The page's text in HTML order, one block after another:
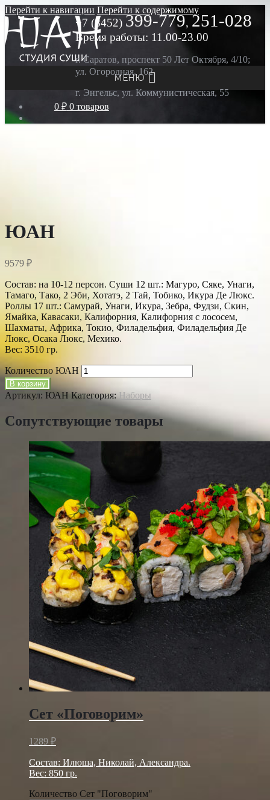
Перейти к навигации Перейти к содержимому
МЕНЮ
0 ₽ 0 товаров
+7 (8452) 399-779, 251-028
Время работы: 11.00-23.00
г. Саратов, проспект 50 Лет Октября, 4/10;
ул. Огородная, 162
г. Энгельс, ул. Коммунистическая, 55
ЮАН
9579 ₽
Состав: на 10-12 персон. Суши 12 шт.: Магуро, Сяке, Унаги,
Тамаго, Тако, 2 Эби, Хотатэ, 2 Тай, Тобико, Икура Де Люкс.
Роллы 17 шт.: Самурай, Унаги, Икура, Зебра, Фудзи, Скин,
Ямайка, Кавасаки, Калифорния, Калифорния с лососем,
Шахматы, Африка, Токио, Филадельфия, Филадельфия Де
Люкс, Осака Люкс, Мехико.
Вес: 3510 гр.
Количество ЮАН
В корзину
Артикул: ЮАН Категория:Наборы
Сопутствующие товары
Сет «Поговорим»
1289 ₽
Состав: Илюша, Николай, Александра.
Вес: 850 гр.
Количество Сет "Поговорим"